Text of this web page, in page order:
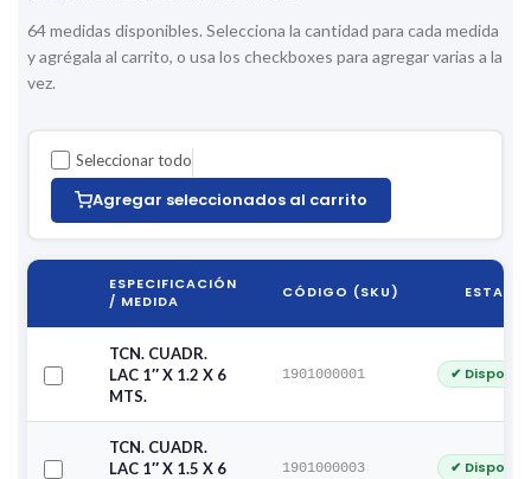
64 medidas disponibles. Selecciona la cantidad para cada medida
y agrégala al carrito, o usa los checkboxes para agregar varias a la
vez.
Seleccionar todo
Agregar seleccionados al carrito
ESPECIFICACIÓN
/ MEDIDA
CÓDIGO (SKU) ESTADO
TCN. CUADR.
LAC 1″ X 1.2 X 6
MTS.
1901000001 ✔
TCN. CUADR.
LAC 1″ X 1.5 X 6
1901000003 ✔